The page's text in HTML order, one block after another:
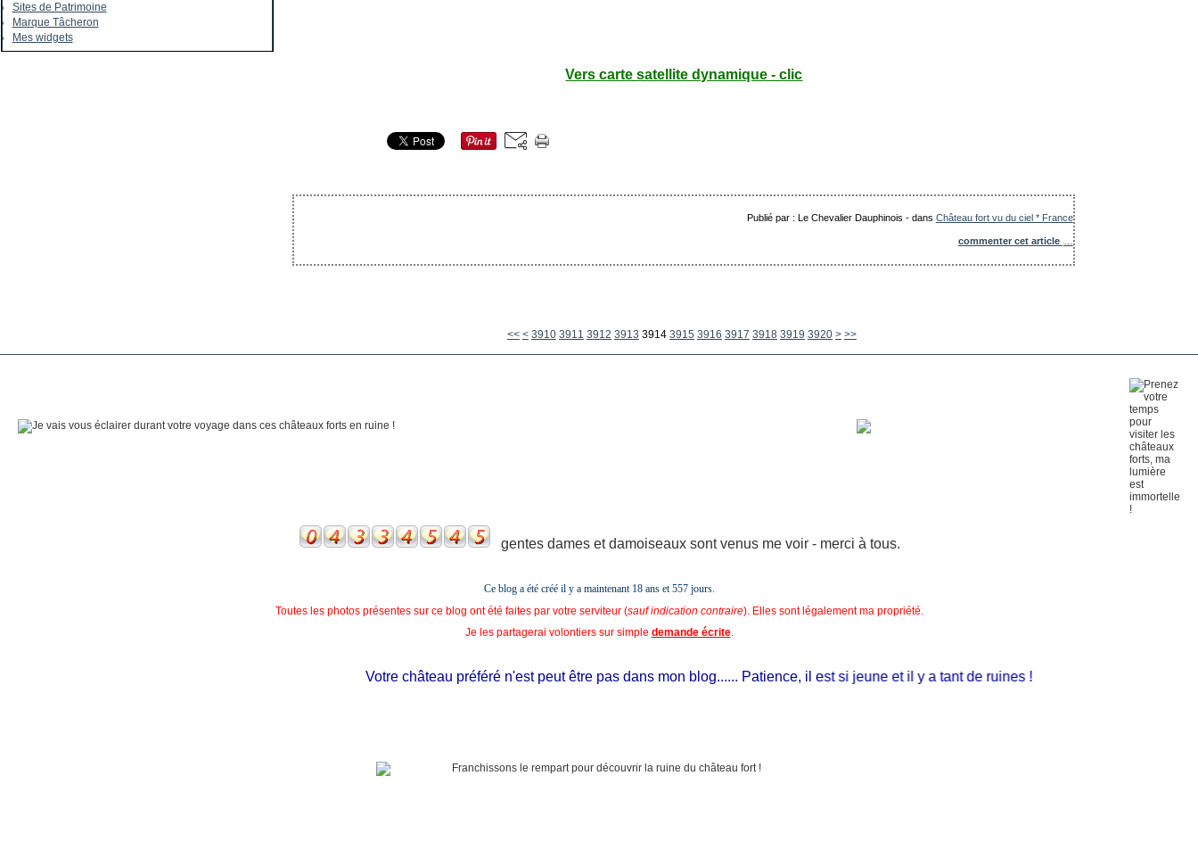
Sites de Patrimoine
Marque Tâcheron
Mes widgets
Vers carte satellite dynamique - clic
Publié par : Le Chevalier Dauphinois -dans Château fort vu du ciel * France
commenter cet article
<< < 3900
3910 3911 3912 3913 3914 3915 3916 3917 3918 3919 3920 3930
3940
3950
3960
3970
3980
3990
4000
4100
4200
4300
4400
4500
4600
4700
4800
4900
5000
5100
5200
5300
5400
5500
5600
> >>
gentes dames et damoiseaux sont venus me voir - merci à tous.
Ce blog a été créé il y a maintenant 18 ans et557 jours.
Toutes les photos présentes sur ce blog ont été faites par votre serviteur (sauf indication contraire). Elles sont légalement ma propriété.
Je les partagerai volontiers sur simple demande écrite.
Votre château préféré n'est peut être pas dans mon blog...... Patience, il est si jeune et il y a tant de ruines !